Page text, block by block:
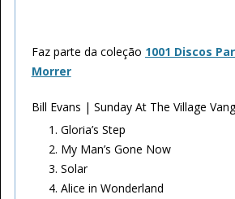
Faz parte da coleção 1001 Discos
Morrer
Bill Evans | Sunday At The Village
Gloria’s Step
My Man’s Gone Now
Solar
Alice in Wonderland